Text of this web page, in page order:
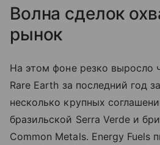
Волна сделок
рынок
На этом фоне резко выросло
Rare Earth за последний год
несколько крупных
бразильской Serra Verde и
Common Metals. Energy Fuels